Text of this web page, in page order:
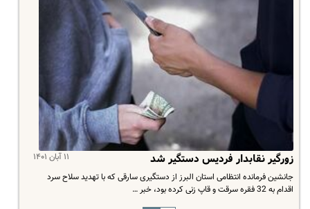
۱۱ آبان ۱۴۰۱ زورگیر نقابدار فردیس دستگیر شد
جانشین فرمانده انتظامی استان البرز از دستگیری سارقی که با تهدید سلاح سرد
اقدام به 32 فقره سرقت و قاپ زنی کرده بود، خبر …